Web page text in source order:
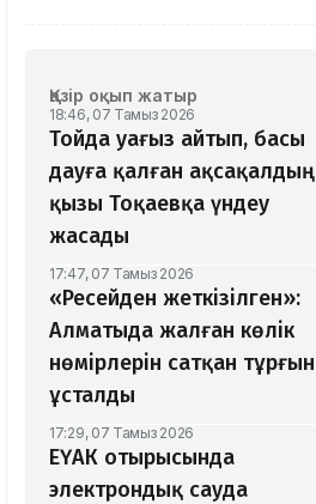
Қазір оқып жатыр
18:46, 07 Тамыз 2026
Тойда уағыз айтып, басы
дауға қалған ақсақалдың
қызы Тоқаевқа үндеу
жасады
17:47, 07 Тамыз 2026
«Ресейден жеткізілген»:
Алматыда жалған көлік
нөмірлерін сатқан тұрғын
ұсталды
17:29, 07 Тамыз 2026
ЕҮАК отырысында
электрондық сауда